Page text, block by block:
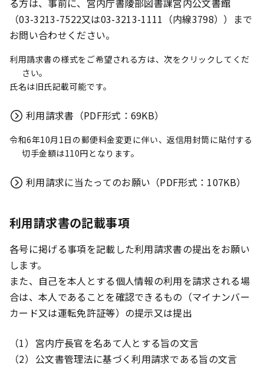
る方は、事前に、宮内庁書陵部図書課宮内公文書館
（03-3213-7522又は03-3213-1111（内線3798））まで
お問い合わせください。
利用請求書の様式をご希望される方は、次をクリックしてくだ
さい。
氏名は旧氏記載可能です。
利用請求書（PDF形式：69KB）
令和6年10月1日の郵便料金変更に伴い、返信用封筒に貼付する
切手金額は110円となります。
利用請求に当たってのお願い（PDF形式：107KB）
利用請求書の記載事項
各号に掲げる事項を記載した利用請求書の提出をお願い
します。
また、自己を本人とする個人情報の利用を請求される場
合は、本人であることを確認できるもの（マイナンバー
カード又は運転免許証等）の提示又は提出
宮内庁長官を名あて人とする旨の文言
公文書管理法に基づく利用請求である旨の文言